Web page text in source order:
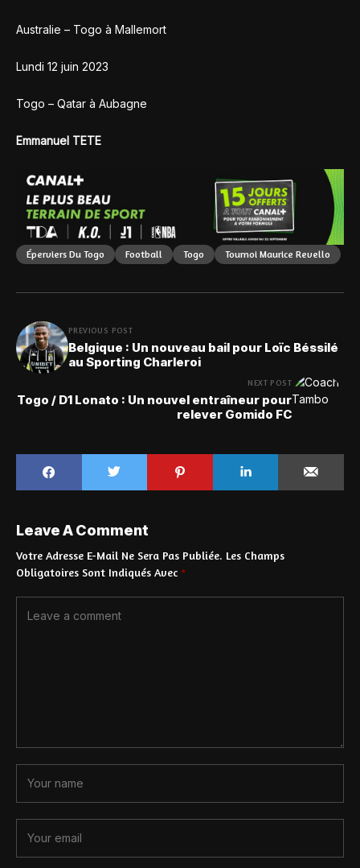
Australie – Togo à Mallemort
Lundi 12 juin 2023
Togo – Qatar à Aubagne
Emmanuel TETE
Éperviers Du Togo Football Togo Tournoi Maurice Revello
PREVIOUS POST
Belgique : Un nouveau bail pour Loïc Béssilé
au Sporting Charleroi
NEXT POST
Togo / D1 Lonato : Un nouvel entraîneur pour
relever Gomido FC
Leave A Comment
Votre Adresse E-Mail Ne Sera Pas Publiée. Les Champs
Obligatoires Sont Indiqués Avec *